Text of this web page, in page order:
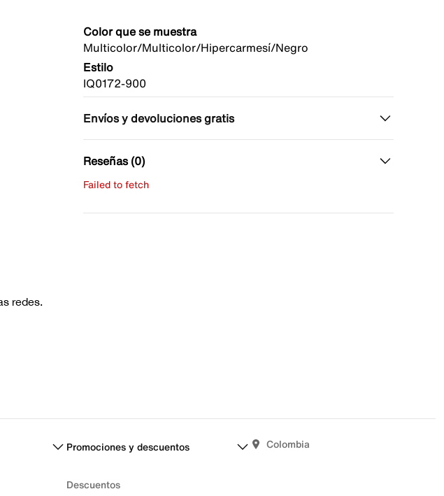
Color que se muestra
Multicolor/Multicolor/Hipercarmesí/Negro
Estilo
IQ0172-900
Envíos y devoluciones gratis
Reseñas (0)
Failed to fetch
Promociones y descuentos
Descuentos
Colombia